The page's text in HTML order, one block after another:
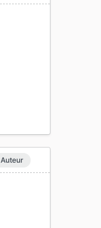
Auteur